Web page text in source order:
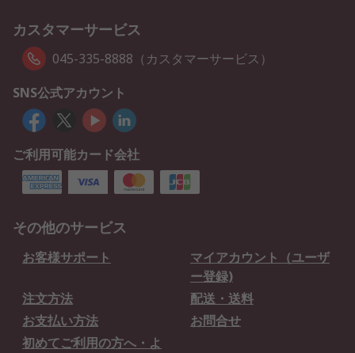
カスタマーサービス
045-335-8888（カスタマーサービス）
SNS公式アカウント
ご利用可能カード会社
その他のサービス
お客様サポート
マイアカウント（ユーザ
ー登録)
注文方法
配送・送料
お支払い方法
お問合せ
初めてご利用の方へ・よ